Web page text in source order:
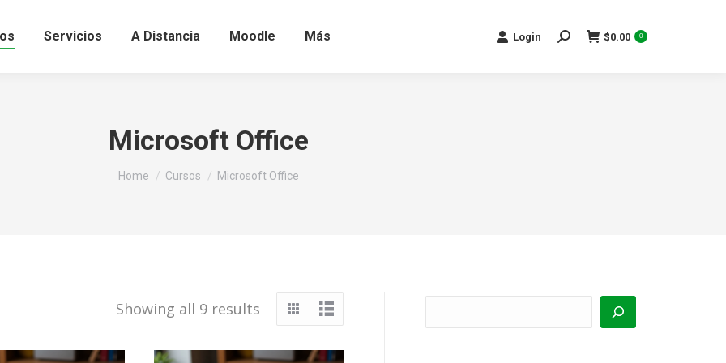
Servicios A Distancia Moodle Más Login Search:$0.00 0
Microsoft Office
You are here:
Home Cursos Microsoft Office
Showing all 9 results Sorted